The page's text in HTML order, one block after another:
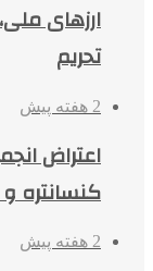
ارزهای
تحریم
2 هفته پیش
اعتراض
کنسانتره
2 هفته پیش